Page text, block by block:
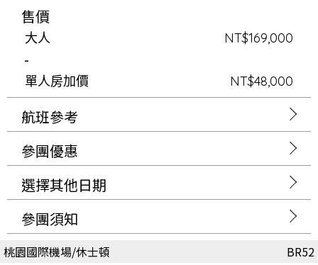
售價
大人 NT$169,000
-
單人房加價 NT$48,000
航班參考
參團優惠
選擇其他日期
參團須知
桃園國際機場/休士頓
BR52